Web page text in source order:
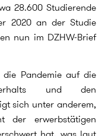
28.600 Studierende
2020 an der Studie
nun im DZHW-Brief
Pandemie auf die
und den
sich unter anderem,
erwerbstätigen